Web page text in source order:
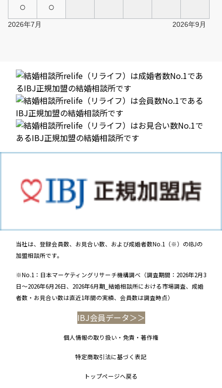
○ ○
2026年7月 2026年9月
当社は、登録会員数、お見合い数、および成婚者数No.1（※）のIBJの
加盟相談所です。
※No.1：日本マーケティングリサーチ機構調べ（調査期間：2026年2月3
日～2026年6月26日、2026年6月期_結婚相談所における市場調査、成婚
者数・お見合い数は直近1年間の実績、会員数は調査時点）
IBJ会員データ＞＞
個人情報の取り扱い・免責・著作権
特定商取引法に基づく表記
トップページへ戻る